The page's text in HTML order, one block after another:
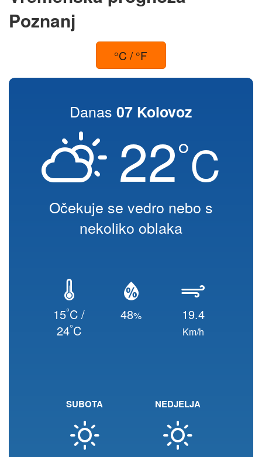
Poznanj
°C / °F
Danas 07 Kolovoz
22°C
Očekuje se vedro nebo s
nekoliko oblaka
15°C /
24°C
48% 19.4
Km/h
SUBOTA NEDJELJA